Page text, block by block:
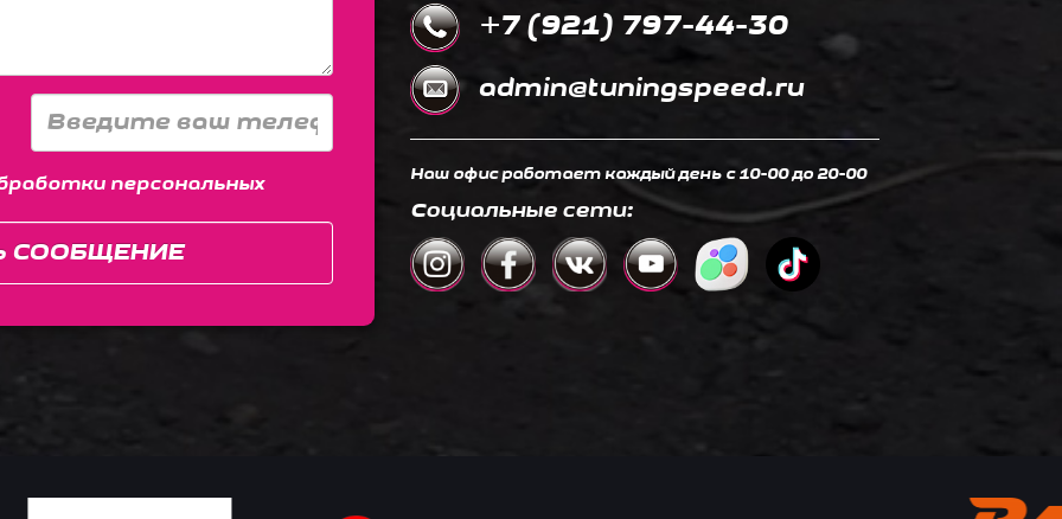
персональных
СООБЩЕНИЕ
+7 (921) 797-44-30
admin@tuningspeed.ru
Наш офис работает каждый день c 10-00 до 20-00
Социальные сети: